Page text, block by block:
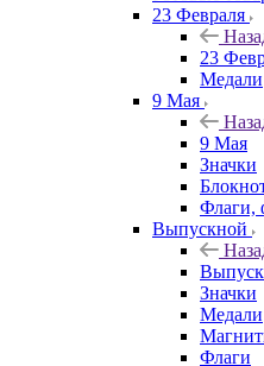
23 Февраля
23
Медали
9 Мая
9 Мая
Значки
Флаги,
Выпускной
Значки
Медали
Флаги